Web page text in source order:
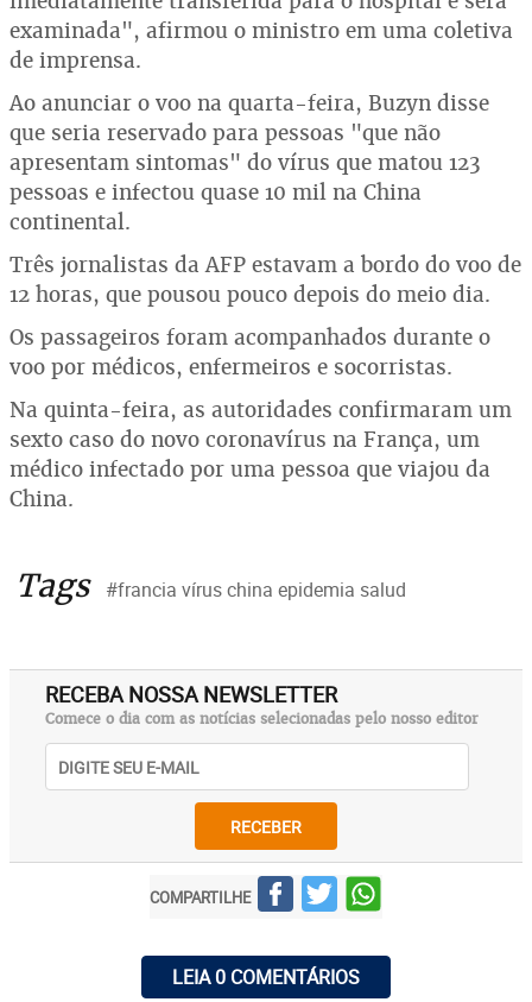
examinada", afirmou o ministro em uma coletiva
de imprensa.
Ao anunciar o voo na quarta-feira, Buzyn disse
que seria reservado para pessoas "que não
apresentam sintomas" do vírus que matou 123
pessoas e infectou quase 10 mil na China
continental.
Três jornalistas da AFP estavam a bordo do voo de
12 horas, que pousou pouco depois do meio dia.
Os passageiros foram acompanhados durante o
voo por médicos, enfermeiros e socorristas.
Na quinta-feira, as autoridades confirmaram um
sexto caso do novo coronavírus na França, um
médico infectado por uma pessoa que viajou da
China.
Tags #francia vírus china epidemia salud
RECEBA NOSSA NEWSLETTER
Comece o dia com as notícias selecionadas pelo nosso editor
RECEBER
COMPARTILHE
LEIA 0 COMENTÁRIOS